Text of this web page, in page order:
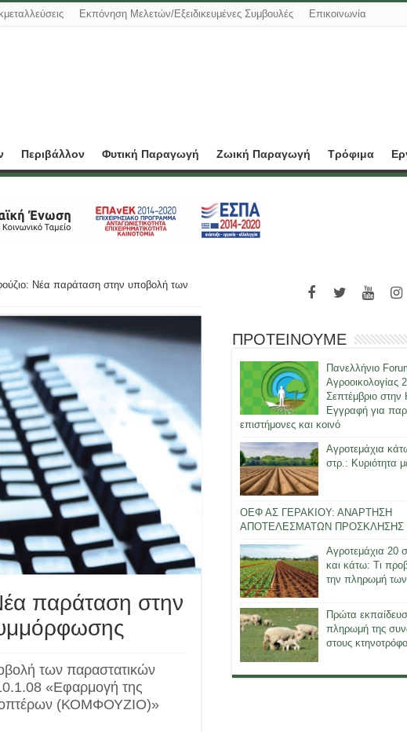
Εκπόνηση Μελετών/Εξειδικευμένες Συμβουλές Επικοινωνία
Περιβάλλον Φυτική Παραγωγή Ζωική Παραγωγή Τρόφιμα
Νέα παράταση στην υποβολή των
παράταση στην
των παραστατικών
«Εφαρμογή της
(ΚΟΜΦΟΥΖΙΟ)»
ΠΡΟΤΕΙΝΟΥΜΕ
Πανελλήνιο
Αγροοικολογίας
Σεπτέμβριο
Εγγραφή για
επιστήμονες και κοινό
Αγροτεμάχια
στρ.: Κυριότητα
ΟΕΦ ΑΣ ΓΕΡΑΚΙΟΥ: ΑΝΑΡΤΗΣΗ
ΑΠΟΤΕΛΕΣΜΑΤΩΝ ΠΡΟΣΚΛΗΣΗΣ
Αγροτεμάχια 20
και κάτω: Τι
την πληρωμή
Πρώτα
πληρωμή της
στους